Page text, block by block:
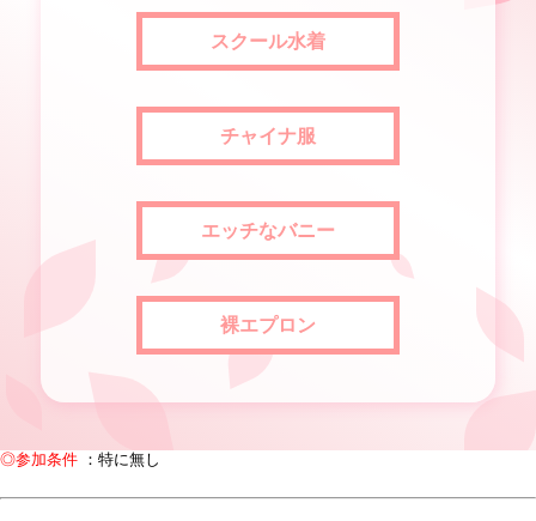
スクール水着
チャイナ服
エッチなバニー
裸エプロン
◎参加条件 ：特に無し